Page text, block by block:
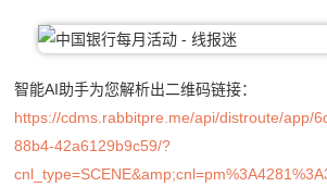
智能AI助手为您解析出二维码链接：
https://cdms.rabbitpre.me/api/distroute/app/
88b4-42a6129b9c59/?